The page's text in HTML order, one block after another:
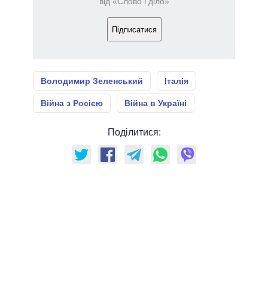
Підписатися
Володимир Зеленський Італія
Війна з Росією Війна в Україні
Поділитися: